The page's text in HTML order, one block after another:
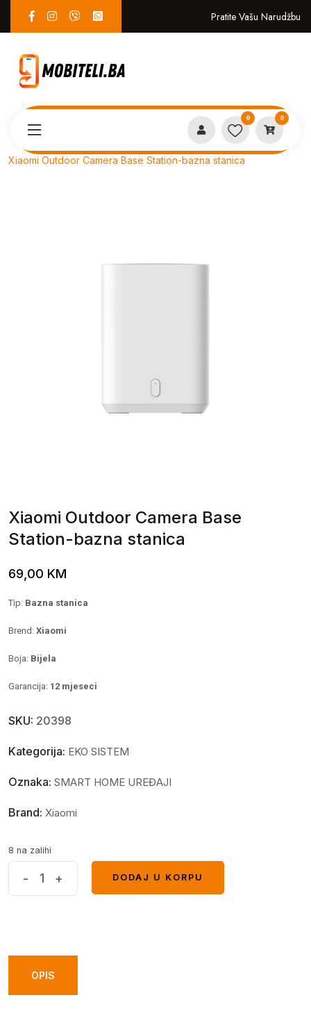
Pratite Vašu Narudžbu
0 0
Xiaomi Outdoor Camera Base Station-bazna stanica
Xiaomi Outdoor Camera Base
Station-bazna stanica
69,00 KM
Tip: Bazna stanica
Brend: Xiaomi
Boja: Bijela
Garancija: 12 mjeseci
SKU: 20398
Kategorija: EKO SISTEM
Oznaka: SMART HOME UREĐAJI
Brand: Xiaomi
8 na zalihi
bazna
- +
DODAJ U KORPU
OPIS